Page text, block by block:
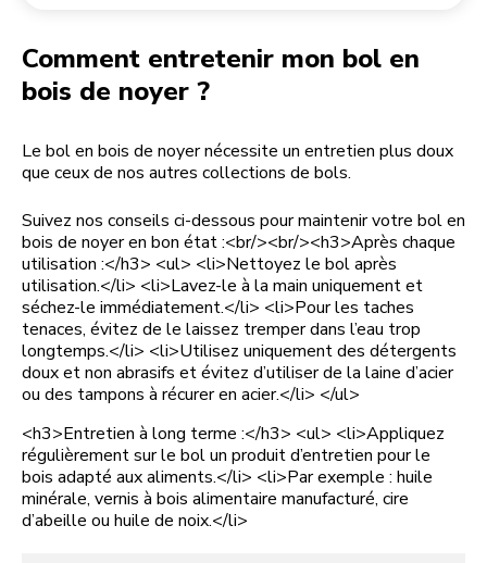
Comment entretenir mon bol en
bois de noyer ?
Le bol en bois de noyer nécessite un entretien plus doux
que ceux de nos autres collections de bols.
Suivez nos conseils ci-dessous pour maintenir votre bol en
bois de noyer en bon état :<br/><br/><h3>Après chaque
utilisation :</h3> <ul> <li>Nettoyez le bol après
utilisation.</li> <li>Lavez-le à la main uniquement et
séchez-le immédiatement.</li> <li>Pour les taches
tenaces, évitez de le laissez tremper dans l’eau trop
longtemps.</li> <li>Utilisez uniquement des détergents
doux et non abrasifs et évitez d’utiliser de la laine d’acier
ou des tampons à récurer en acier.</li> </ul>
<h3>Entretien à long terme :</h3> <ul> <li>Appliquez
régulièrement sur le bol un produit d’entretien pour le
bois adapté aux aliments.</li> <li>Par exemple : huile
minérale, vernis à bois alimentaire manufacturé, cire
d’abeille ou huile de noix.</li>